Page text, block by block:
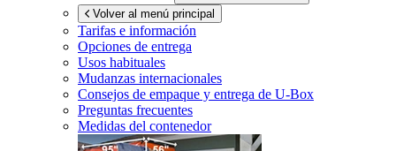
Volver al menú principal
Tarifas e información
Opciones de entrega
Usos habituales
Mudanzas internacionales
Consejos de empaque y entrega de U-Box
Preguntas frecuentes
Medidas del contenedor